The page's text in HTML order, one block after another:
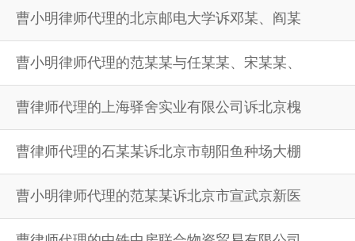
曹小明律师代理的北京邮电大学诉邓某、阎某
曹小明律师代理的范某某与任某某、宋某某、
曹律师代理的上海驿舍实业有限公司诉北京槐
曹律师代理的石某某诉北京市朝阳鱼种场大棚
曹小明律师代理的范某某诉北京市宣武京新医